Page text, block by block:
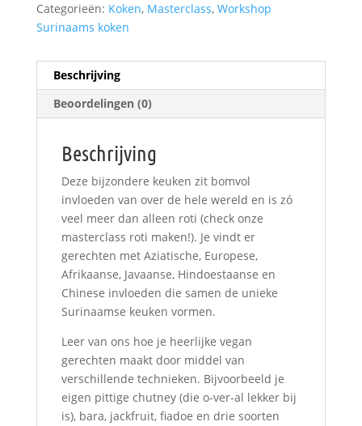
Categorieën: Koken, Masterclass, Workshop
Surinaams koken
Beschrijving
Beoordelingen (0)
Beschrijving
Deze bijzondere keuken zit bomvol
invloeden van over de hele wereld en is zó
veel meer dan alleen roti (check onze
masterclass roti maken!). Je vindt er
gerechten met Aziatische, Europese,
Afrikaanse, Javaanse, Hindoestaanse en
Chinese invloeden die samen de unieke
Surinaamse keuken vormen.
Leer van ons hoe je heerlijke vegan
gerechten maakt door middel van
verschillende technieken. Bijvoorbeeld je
eigen pittige chutney (die o-ver-al lekker bij
is), bara, jackfruit, fiadoe en drie soorten